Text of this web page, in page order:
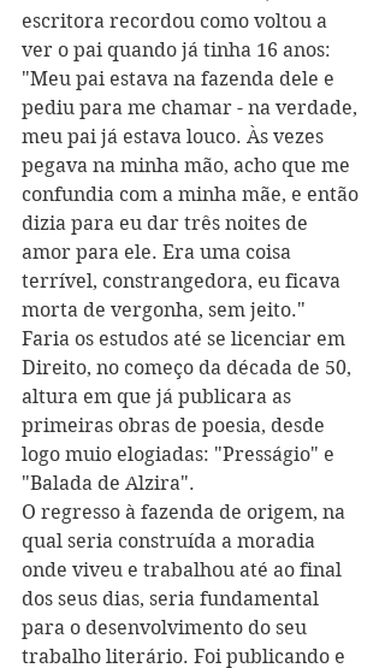
escritora recordou como voltou a
ver o pai quando já tinha 16 anos:
"Meu pai estava na fazenda dele e
pediu para me chamar - na verdade,
meu pai já estava louco. Às vezes
pegava na minha mão, acho que me
confundia com a minha mãe, e então
dizia para eu dar três noites de
amor para ele. Era uma coisa
terrível, constrangedora, eu ficava
morta de vergonha, sem jeito."
Faria os estudos até se licenciar em
Direito, no começo da década de 50,
altura em que já publicara as
primeiras obras de poesia, desde
logo muio elogiadas: "Presságio" e
"Balada de Alzira".
O regresso à fazenda de origem, na
qual seria construída a moradia
onde viveu e trabalhou até ao final
dos seus dias, seria fundamental
para o desenvolvimento do seu
trabalho literário. Foi publicando e